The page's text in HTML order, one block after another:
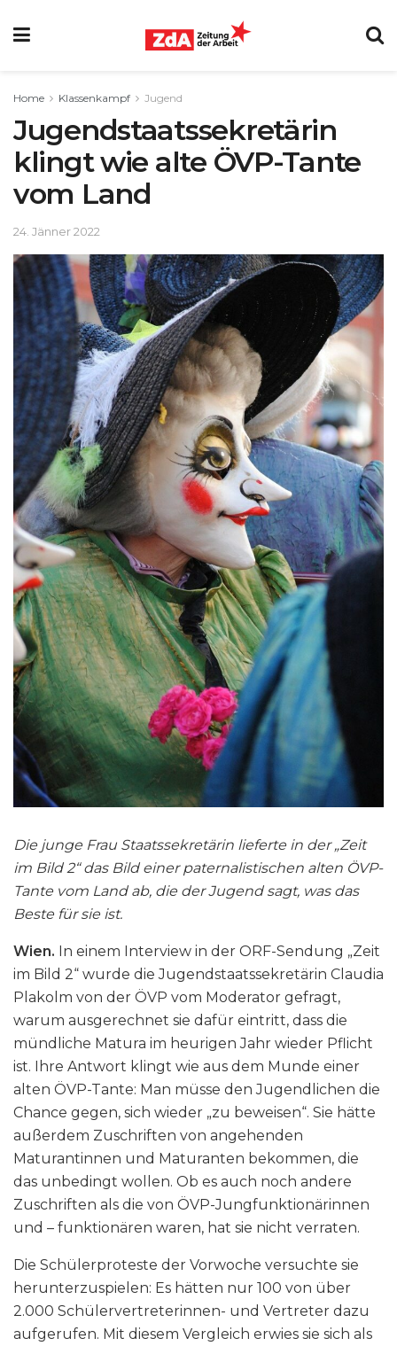
Home Klassenkampf Jugend
Jugendstaatssekretärin
klingt wie alte ÖVP-Tante
vom Land
24. Jänner 2022
Die junge Frau Staatssekretärin lieferte in der „Zeit
im Bild 2“ das Bild einer paternalistischen alten ÖVP-
Tante vom Land ab, die der Jugend sagt, was das
Beste für sie ist.
Wien. In einem Interview in der ORF-Sendung „Zeit
im Bild 2“ wurde die Jugendstaatssekretärin Claudia
Plakolm von der ÖVP vom Moderator gefragt,
warum ausgerechnet sie dafür eintritt, dass die
mündliche Matura im heurigen Jahr wieder Pflicht
ist. Ihre Antwort klingt wie aus dem Munde einer
alten ÖVP-Tante: Man müsse den Jugendlichen die
Chance gegen, sich wieder „zu beweisen“. Sie hätte
außerdem Zuschriften von angehenden
Maturantinnen und Maturanten bekommen, die
das unbedingt wollen. Ob es auch noch andere
Zuschriften als die von ÖVP-Jungfunktionärinnen
und – funktionären waren, hat sie nicht verraten.
Die Schülerproteste der Vorwoche versuchte sie
herunterzuspielen: Es hätten nur 100 von über
2.000 Schülervertreterinnen- und Vertreter dazu
aufgerufen. Mit diesem Vergleich erwies sie sich als